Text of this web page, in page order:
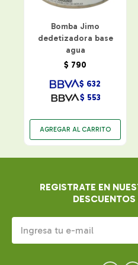
Bomba Jimo
dedetizadora base
agua
$ 790
$ 553
$ 632
REGISTRATE EN
DESCUENTOS